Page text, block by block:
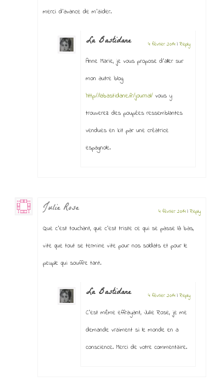
merci d’avance de m’aider.
La Bastidane 4 février 2014 |Reply
Anne Marie, je vous propose d’aller sur
mon autre blog
http://labastidane.fr/journal/ vous y
trouverez des poupées ressemblantes
vendues en kit par une créatrice
espagnole.
Julie Rose 4 février 2014 |Reply
Que c’est touchant, que c’est triste ce qui se passe là bas,
vite que tout se termine vite pour nos soldats et pour le
peuple qui souffre tant.
La Bastidane 4 février 2014 |Reply
C’est même effrayant, Julie Rose, je me
demande vraiment si le monde en a
conscience. Merci de votre commentaire.